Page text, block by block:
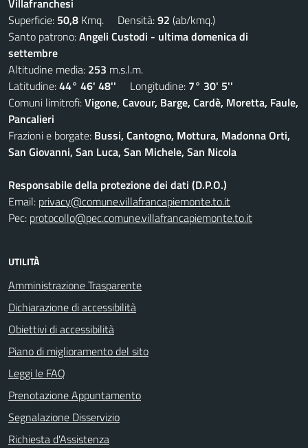
Villafranchesi
Superficie: 50,8 Kmq. Densità:92 (ab/kmq.)
Santo patrono:Angeli Custodi - ultima domenica di
settembre
Altitudine media: 253 m.s.l.m.
Latitudine:44° 46' 48'' Longitudine: 7° 30' 5''
Comuni limitrofi:Vigone, Cavour, Barge, Cardè, Moretta, Faule,
Pancalieri
Frazioni e borgate: Bussi, Cantogno, Mottura, Madonna Orti,
San Giovanni, San Luca, San Michele, San Nicola
Responsabile della protezione dei dati (D.P.O.)
Email: privacy@comune.villafrancapiemonte.to.it
Pec: protocollo@pec.comune.villafrancapiemonte.to.it
UTILITÀ
Amministrazione Trasparente
Dichiarazione di accessibilità
Obiettivi di accessibilità
Piano di miglioramento del sito
Leggi le FAQ
Prenotazione Appuntamento
Segnalazione Disservizio
Richiesta d'Assistenza